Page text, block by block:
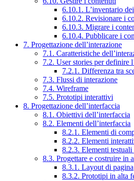
6.10.1. L’inventario
6.10.2. Revisionare i
6.10.3. Migrare i
6.10.4. Pubblicare i
7. Progettazione dell’interazione
7.1. Caratteristiche
7.2. User stories per definire
7.2.1. Differenza tra
7.3. Flussi di interazione
7.4. Wireframe
7.5. Prototipi interattivi
8. Progettazione dell’interfaccia
8.1. Obiettivi dell’interfaccia
8.2. Elementi dell’interfaccia
8.2.1. Elementi di
8.2.2. Elementi
8.2.3. Elementi
8.3. Progettare e costruire in
8.3.1. Layout di pagina
8.3.2. Prototipi in alta